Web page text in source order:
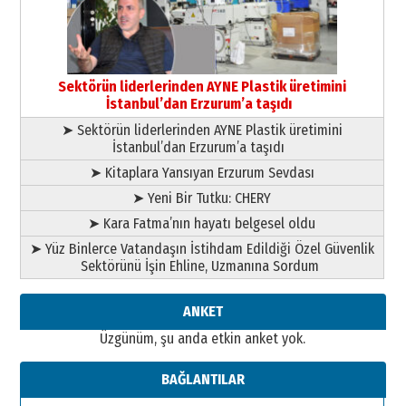
13 Mayıs 2026 Çarşamba
Esat BİNDESEN
Başkan Sekmen’den Erzurum’a
bir vizyon proje daha!
02 Ağustos 2026 Pazar
Sektörün liderlerinden AYNE Plastik üretimini
İstanbul’dan Erzurum’a taşıdı
➤ Sektörün liderlerinden AYNE Plastik üretimini
İstanbul’dan Erzurum’a taşıdı
➤ Kitaplara Yansıyan Erzurum Sevdası
➤ Yeni Bir Tutku: CHERY
➤ Kara Fatma’nın hayatı belgesel oldu
➤ Yüz Binlerce Vatandaşın İstihdam Edildiği Özel Güvenlik
Sektörünü İşin Ehline, Uzmanına Sordum
ANKET
Üzgünüm, şu anda etkin anket yok.
BAĞLANTILAR